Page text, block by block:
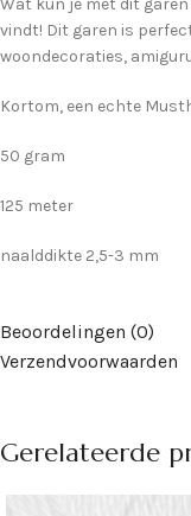
Wat kun je met dit
vindt! Dit garen is
woondecoraties,
Kortom, een echte
50 gram
125 meter
naalddikte 2,5-3 mm
Beoordelingen (0)
Verzendvoorwaarden
Gerelateerde